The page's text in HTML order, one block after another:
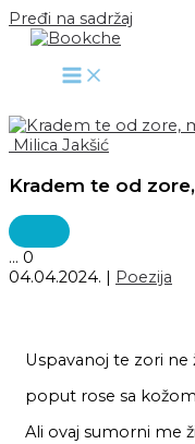
Pređi na sadržaj
Milica Jakšić
Kradem te od
... 0
04.04.2024. | Poezija
Uspavanoj te zori ne
poput rose sa
Ali ovaj sumorni me